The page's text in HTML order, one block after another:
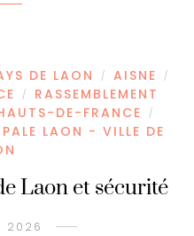
DE LAON / AISNE /
/
RASSEMBLEMENT
DE-FRANCE /
LAON - VILLE DE
Laon et sécurité
2026